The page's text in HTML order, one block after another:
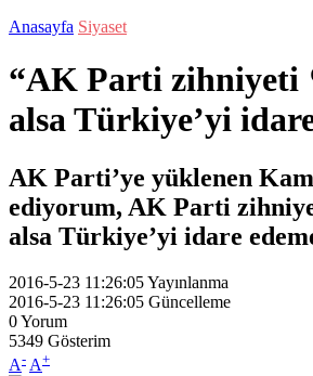
Anasayfa Siyaset
“AK Parti zihniyeti
alsa Türkiye’yi
AK Parti’ye yüklenen
ediyorum, AK Parti
alsa Türkiye’yi idare
2016-5-23 11:26:05Yayınlanma
2016-5-23 11:26:05 Güncelleme
0Yorum
5349 Gösterim
A- A+